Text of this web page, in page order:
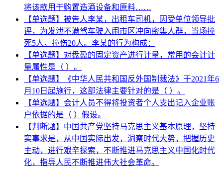
将该款用于购置造酒设备和原料……
【单选题】被告人李某，出租车司机，因受单位领导批
评，为发泄不满驾车驶入闹市区冲向密集人群，当场撞
死5人，撞伤20人。李某的行为构成：
【单选题】对盘盈的固定资产进行计量，常用的会计计
量属性是（ ）。
【单选题】《中华人民共和国反外国制裁法》于2021年6
月10日起施行，这部法律主要针对的是（ ）。
【单选题】会计人员不得将投资者个人支出记入企业账
户依据的是（ ）假设。
【判断题】中国共产党坚持马克思主义基本原理，坚持
实事求是，从中国实际出发，洞察时代大势，把握历史
主动，进行艰辛探索，不断推进马克思主义中国化时代
化，指导人民不断推进伟大社会革命。